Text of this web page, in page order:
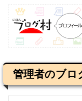
管理者のブロ